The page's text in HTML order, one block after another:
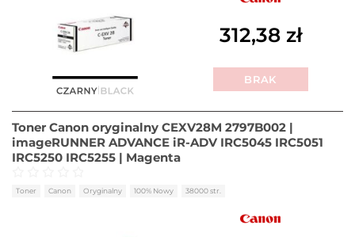
312,38 zł
BRAK
Toner Canon oryginalny CEXV28M 2797B002 |
imageRUNNER ADVANCE iR-ADV IRC5045 IRC5051
IRC5250 IRC5255 | Magenta
Oceniono 0na 5
Toner Canon Oryginalny 100% Nowy 38000 str.